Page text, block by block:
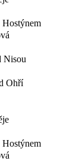
Nisou
Ohří